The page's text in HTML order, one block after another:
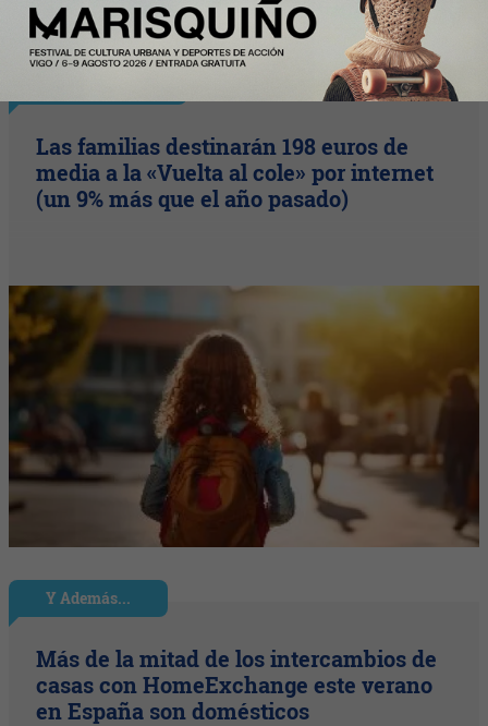
Las familias destinarán 198 euros de
media a la «Vuelta al cole» por internet
(un 9% más que el año pasado)
Y Además...
Más de la mitad de los intercambios de
casas con HomeExchange este verano
en España son domésticos